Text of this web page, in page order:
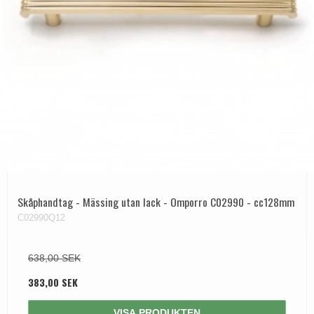
Skåphandtag - Mässing utan lack - Omporro C02990 - cc128mm
C02990Q12
638,00 SEK
383,00 SEK